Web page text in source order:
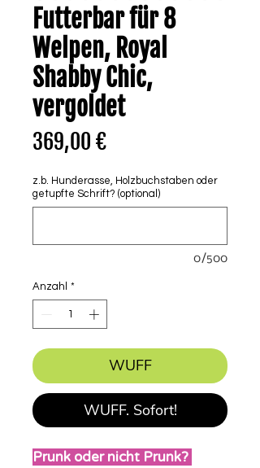
Futterbar für 8
Welpen, Royal
Shabby Chic,
vergoldet
369,00 €Preis
z.b. Hunderasse, Holzbuchstaben oder
getupfte Schrift? (optional)
0/500
Anzahl *
WUFF
WUFF. Sofort!
Prunk oder nicht Prunk?